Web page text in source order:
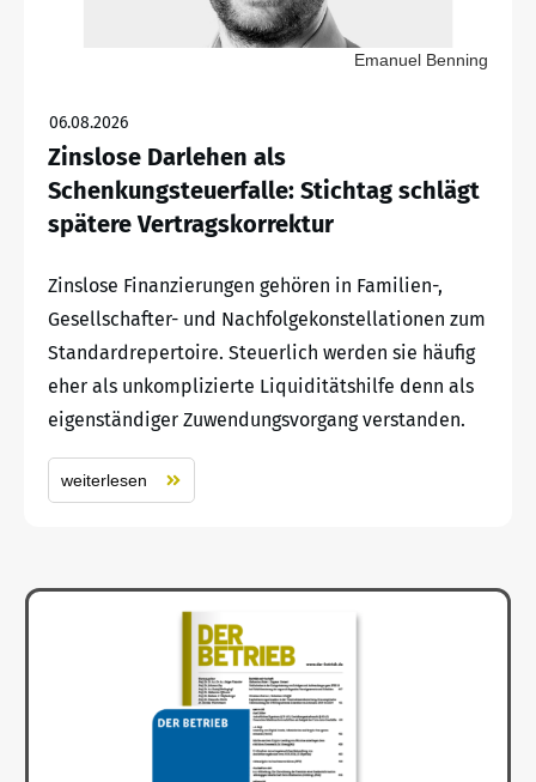
Emanuel Benning
06.08.2026
Zinslose Darlehen als
Schenkungsteuerfalle: Stichtag schlägt
spätere Vertragskorrektur
Zinslose Finanzierungen gehören in Familien-,
Gesellschafter- und Nachfolgekonstellationen zum
Standardrepertoire. Steuerlich werden sie häufig
eher als unkomplizierte Liquiditätshilfe denn als
eigenständiger Zuwendungsvorgang verstanden.
weiterlesen